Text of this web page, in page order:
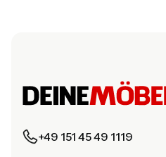
+49 151 45 49 1119